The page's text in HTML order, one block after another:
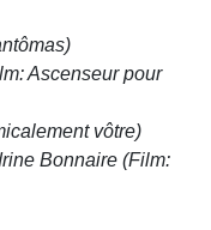
Ascenseur pour
vôtre)
Bonnaire (Film: